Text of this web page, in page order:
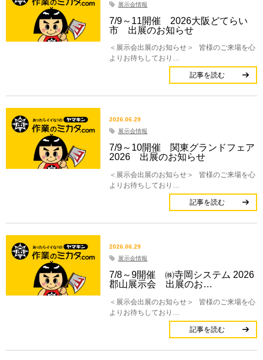
展示会情報
7/9～11開催 2026大阪どてらい
市 出展のお知らせ
＜展示会出展のお知らせ＞ 皆様のご来場を心
よりお待ちしており…
記事を読む
2026.06.29
展示会情報
7/9～10開催 関東グランドフェア
2026 出展のお知らせ
＜展示会出展のお知らせ＞ 皆様のご来場を心
よりお待ちしており…
記事を読む
2026.06.29
展示会情報
7/8～9開催 ㈱寺岡システム 2026
郡山展示会 出展のお…
＜展示会出展のお知らせ＞ 皆様のご来場を心
よりお待ちしており…
記事を読む